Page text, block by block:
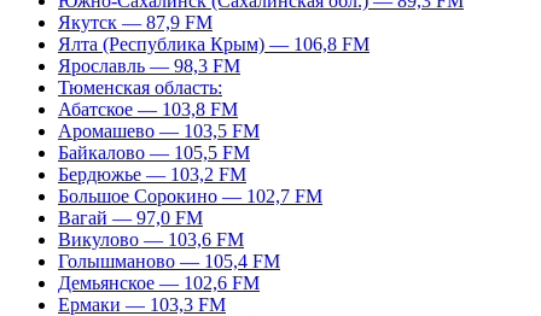
Якутск — 87,9 FM
Ялта (Республика Крым) — 106,8 FM
Ярославль — 98,3 FM
Тюменская область:
Абатское — 103,8 FM
Аромашево — 103,5 FM
Байкалово — 105,5 FM
Бердюжье — 103,2 FM
Большое Сорокино — 102,7 FM
Вагай — 97,0 FM
Викулово — 103,6 FM
Голышманово — 105,4 FM
Демьянское — 102,6 FM
Ермаки — 103,3 FM